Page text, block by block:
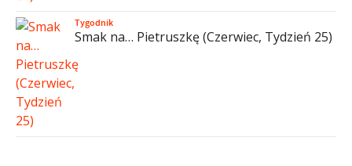
Tygodnik
Smak na… Pietruszkę (Czerwiec, Tydzień 25)